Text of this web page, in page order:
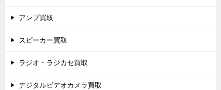
アンプ買取
スピーカー買取
ラジオ・ラジカセ買取
デジタルビデオカメラ買取